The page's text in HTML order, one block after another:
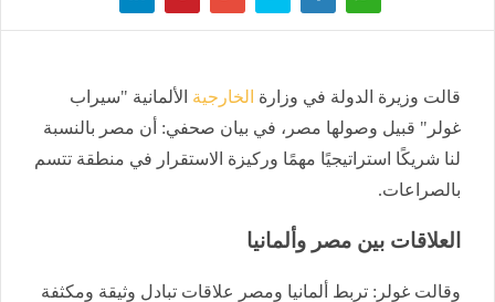
قالت وزيرة الدولة في وزارة الخارجية الألمانية "سيراب
غولر" قبيل وصولها مصر، في بيان صحفي: أن مصر بالنسبة
لنا شريكًا استراتيجيًا مهمًا وركيزة الاستقرار في منطقة تتسم
بالصراعات.
العلاقات بين مصر وألمانيا
وقالت غولر: تربط ألمانيا ومصر علاقات تبادل وثيقة ومكثفة